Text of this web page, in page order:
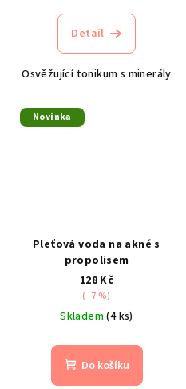
Detail
Osvěžující tonikum s minerály
Novinka
Pleťová voda na akné s
propolisem
128 Kč
(–7 %)
Skladem(4 ks)
Do košíku